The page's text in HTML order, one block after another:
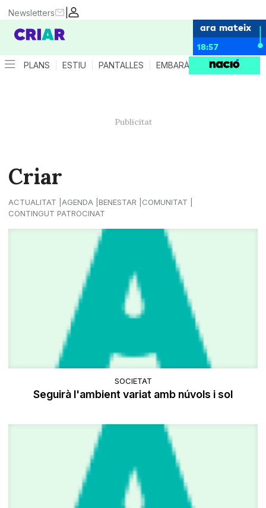
|
Newsletters
ara mateix
18:57
PLANS ESTIU PANTALLES EMBARÀS CRIANÇA
Criar
ACTUALITAT AGENDA BENESTAR
COMUNITAT
CONTINGUT PATROCINAT
SOCIETAT
Seguirà l'ambient variat amb núvols i sol